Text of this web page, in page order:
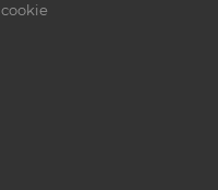
cookie